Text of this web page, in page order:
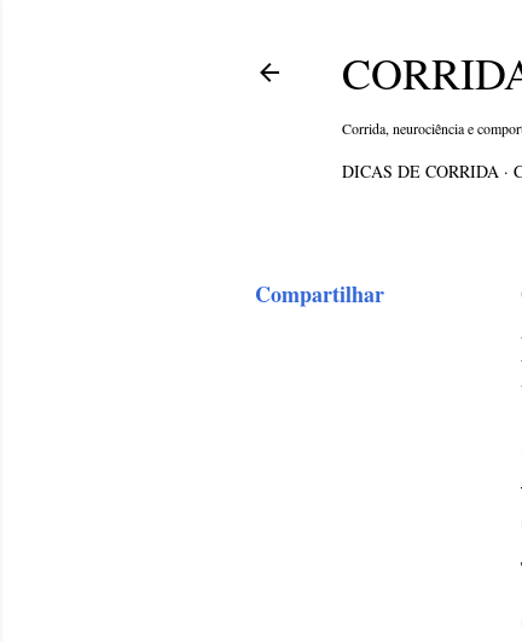
Corrida, neurociência e
DICAS DE CORRIDA
Compartilhar